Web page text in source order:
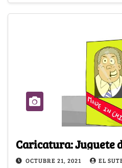
Caricatura: Juguete
OCTUBRE 21, 2021 EL